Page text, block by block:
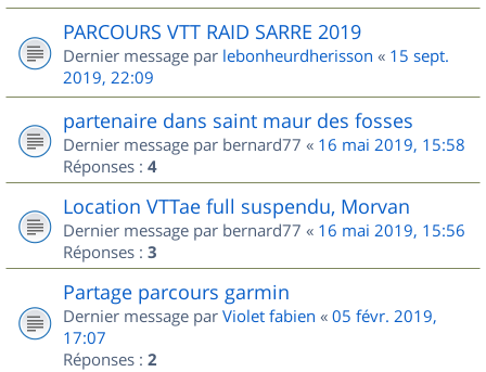
PARCOURS VTT RAID SARRE 2019
Dernier message par lebonheurdherisson « 15 sept.
2019, 22:09
partenaire dans saint maur des fosses
Dernier message par bernard77 « 16 mai 2019, 15:58
Réponses : 4
Location VTTae full suspendu, Morvan
Dernier message par bernard77 « 16 mai 2019, 15:56
Réponses : 3
Partage parcours garmin
Dernier message par Violet fabien « 05 févr. 2019,
17:07
Réponses : 2